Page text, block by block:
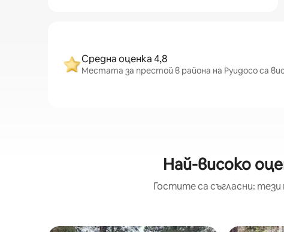
Средна оценка 4,8
Местата за престой в района на Руидосо са
Най-високо
Гостите са съгласни: